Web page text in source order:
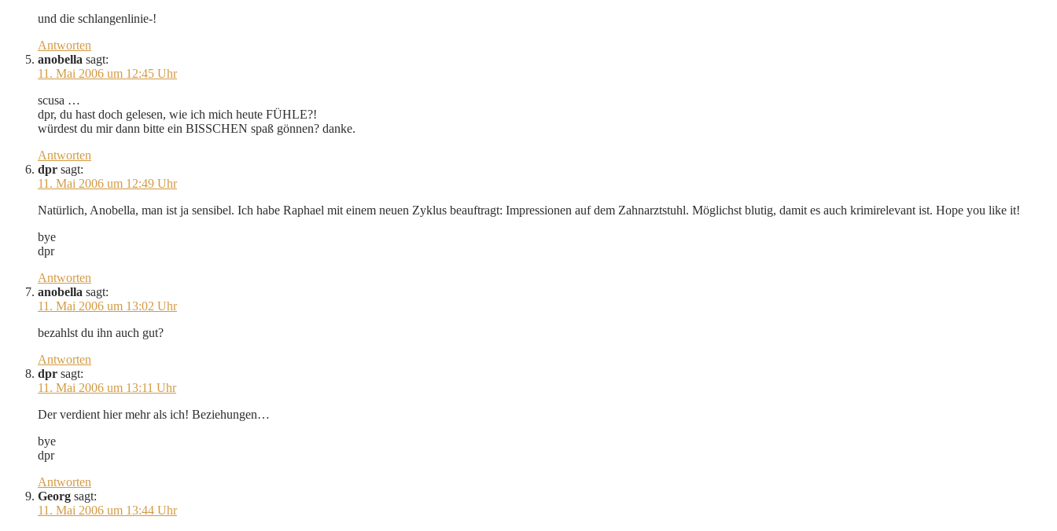
und die schlangenlinie-!
Antworten
anobella sagt:
11. Mai 2006 um 12:45 Uhr
scusa …
dpr, du hast doch gelesen, wie ich mich heute FÜHLE?!
würdest du mir dann bitte ein BISSCHEN spaß gönnen? danke.
Antworten
dpr sagt:
11. Mai 2006 um 12:49 Uhr
Natürlich, Anobella, man ist ja sensibel. Ich habe Raphael mit einem neuen Zyklus beauftragt: Impressionen auf dem Zahnarztstuhl. Möglichst blutig, damit es auch krimirelevant ist. Hope you like it!
bye
dpr
Antworten
anobella sagt:
11. Mai 2006 um 13:02 Uhr
bezahlst du ihn auch gut?
Antworten
dpr sagt:
11. Mai 2006 um 13:11 Uhr
Der verdient hier mehr als ich! Beziehungen…
bye
dpr
Antworten
Georg sagt:
11. Mai 2006 um 13:44 Uhr